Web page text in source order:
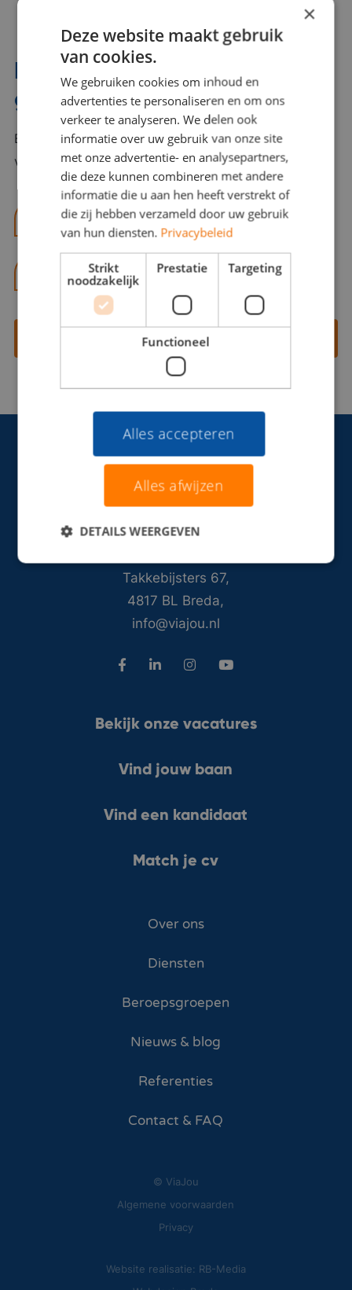
Interesse? Benno helpt je
graag verder!
Bel of mail Benno met al jouw vragen. Benno staat
voor je klaar en helpt je graag!
benno@viajou.nl
06 13 28 62 71
Contact opnemen
Takkebijsters 67,
4817 BL Breda,
info@viajou.nl
Bekijk onze vacatures
Vind jouw baan
Vind een kandidaat
Match je cv
Over ons
Diensten
Beroepsgroepen
Nieuws & blog
Referenties
Contact & FAQ
© ViaJou
Algemene voorwaarden
Privacy
Website realisatie: RB-Media
×
Deze website maakt gebruik
van cookies.
We gebruiken cookies om inhoud en
advertenties te personaliseren en om ons
verkeer te analyseren. We delen ook
informatie over uw gebruik van onze site
met onze advertentie- en analysepartners,
die deze kunnen combineren met andere
informatie die u aan hen heeft verstrekt of
die zij hebben verzameld door uw gebruik
van hun diensten. Privacybeleid
Strikt
noodzakelijk
Prestatie Targeting
Functioneel
Alles accepteren
Alles afwijzen
DETAILS WEERGEVEN